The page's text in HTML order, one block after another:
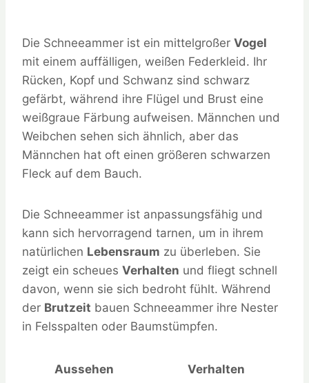
Die Schneeammer ist ein mittelgroßer Vogel
mit einem auffälligen, weißen Federkleid. Ihr
Rücken, Kopf und Schwanz sind schwarz
gefärbt, während ihre Flügel und Brust eine
weißgraue Färbung aufweisen. Männchen und
Weibchen sehen sich ähnlich, aber das
Männchen hat oft einen größeren schwarzen
Fleck auf dem Bauch.
Die Schneeammer ist anpassungsfähig und
kann sich hervorragend tarnen, um in ihrem
natürlichen Lebensraum zu überleben. Sie
zeigt ein scheues Verhalten und fliegt schnell
davon, wenn sie sich bedroht fühlt. Während
der Brutzeit bauen Schneeammer ihre Nester
in Felsspalten oder Baumstümpfen.
Aussehen Verhalten